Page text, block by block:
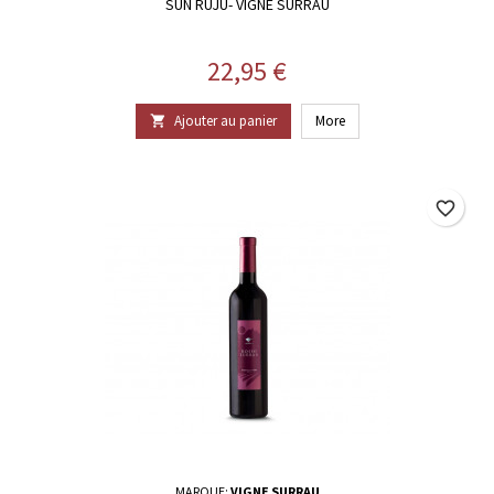
SUN RUJU- VIGNE SURRAU
Prix
22,95 €
 Ajouter au panier More
favorite_border